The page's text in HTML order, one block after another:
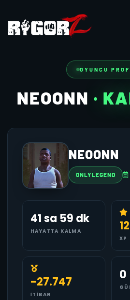
OYUNCU
NEOONN ·
NEOONN
ONLYLEGEND
41 sa 59 dk
HAYATTA KALMA
XP
-27.747
İTIBAR
0